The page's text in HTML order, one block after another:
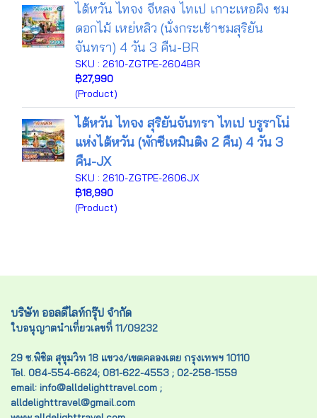
ไต้หวัน ไทจง จีหลง ไทเป เกาะเหอผิง ชม
ดอกไม้ เหย่หลิว (นั่งกระเช้าชมสุริยัน
จันทรา) 4 วัน 3 คืน-BR
SKU : 2610-ZGTPE-2604BR
฿27,990
(Product)
ไต้หวัน ไทจง สุริยันจันทรา ไทเป บรูราโน่
แห่งไต้หวัน (พักซีเหมินติง 2 คืน) 4 วัน 3
คืน-JX
SKU : 2610-ZGTPE-2606JX
฿18,990
(Product)
บริษัท ออลดีไลท์กรุ๊ป จำกัด
ใบอนุญาตนำเที่ยวเลขที่ 11/09232
29 ซ.พิชิต สุขุมวิท 18 แขวง/เขตคลองเตย กรุงเทพฯ 10110
Tel. 084-554-6624; 081-622-4553 ; 02-258-1559
email: info@alldelighttravel.com ;
alldelighttravel@gmail.com